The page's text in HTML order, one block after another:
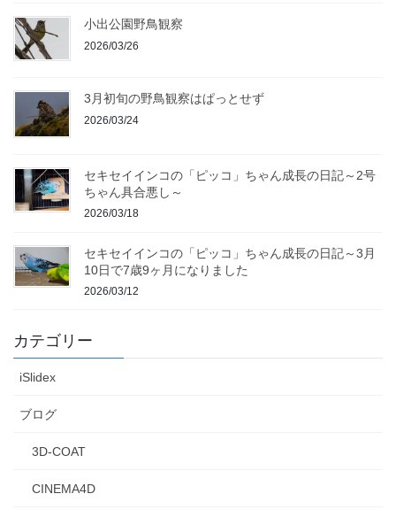
小出公園野鳥観察
2026/03/26
3月初旬の野鳥観察はぱっとせず
2026/03/24
セキセイインコの「ピッコ」ちゃん成長の日記～2号
ちゃん具合悪し～
2026/03/18
セキセイインコの「ピッコ」ちゃん成長の日記～3月
10日で7歳9ヶ月になりました
2026/03/12
カテゴリー
iSlidex
ブログ
3D-COAT
CINEMA4D